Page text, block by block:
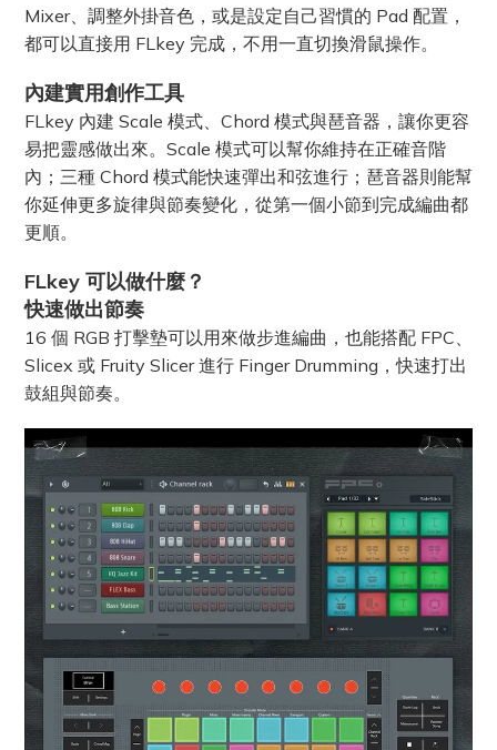
Mixer、調整外掛音色，或是設定自己習慣的 Pad 配置，
都可以直接用 FLkey 完成，不用一直切換滑鼠操作。
內建實用創作工具
FLkey 內建 Scale 模式、Chord 模式與琶音器，讓你更容
易把靈感做出來。Scale 模式可以幫你維持在正確音階
內；三種 Chord 模式能快速彈出和弦進行；琶音器則能幫
你延伸更多旋律與節奏變化，從第一個小節到完成編曲都
更順。
FLkey 可以做什麼？
快速做出節奏
16 個 RGB 打擊墊可以用來做步進編曲，也能搭配 FPC、
Slicex 或 Fruity Slicer 進行 Finger Drumming，快速打出
鼓組與節奏。